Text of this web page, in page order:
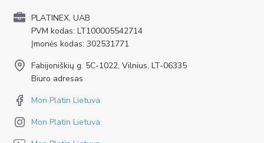
PLATINEX, UAB
PVM kodas: LT100005542714
Įmonės kodas: 302531771
Fabijoniškių g. 5C-1022, Vilnius, LT-06335
Biuro adresas
Mon Platin Lietuva
Mon Platin Lietuva